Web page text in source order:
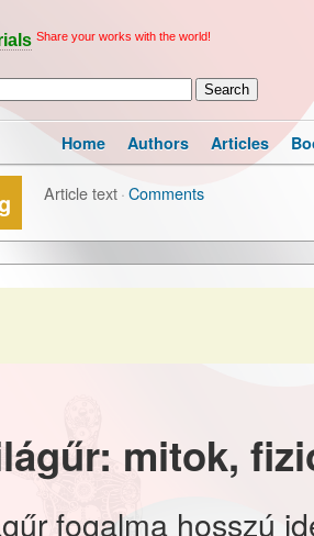
Share your works with the world!
Home Authors Articles
Article text·Comments
mitok,
fogalma hosszú